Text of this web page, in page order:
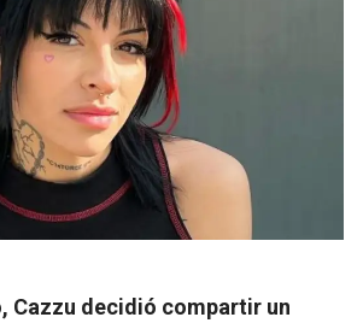
Cazzu decidió compartir un